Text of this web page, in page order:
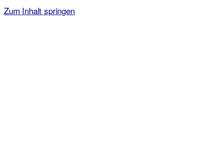
Zum Inhalt springen